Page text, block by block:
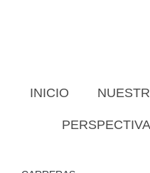
INICIO